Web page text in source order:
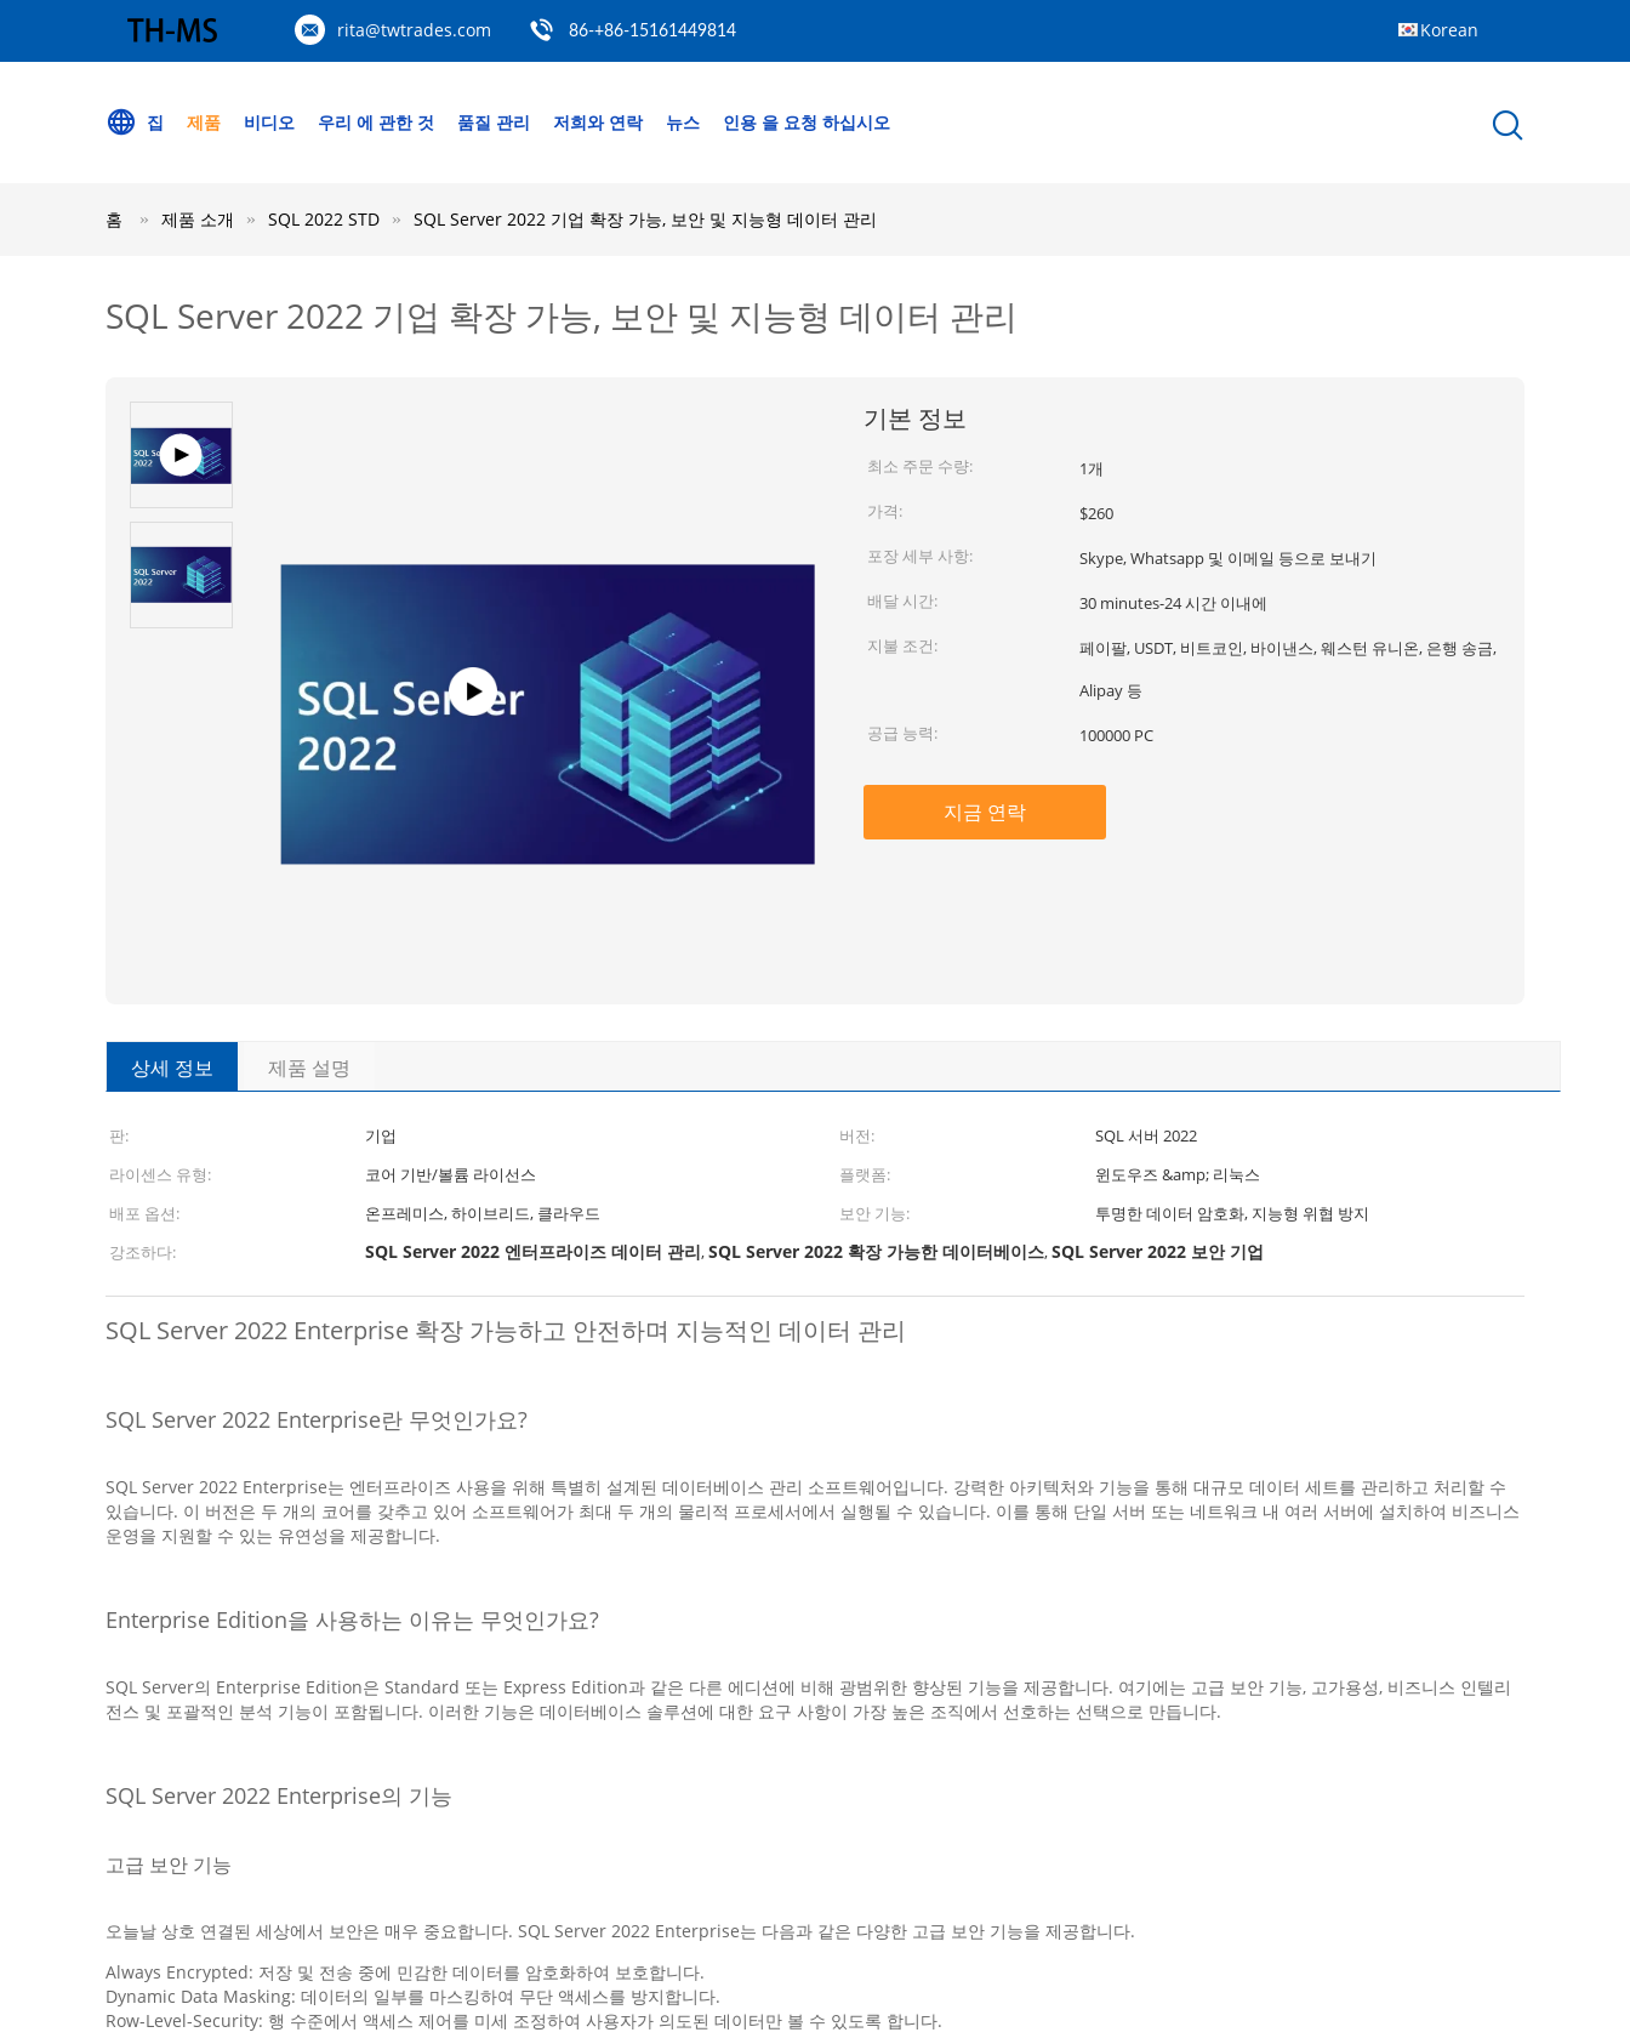
rita@twtrades.com 86-+86-15161449814 Korean
집 제품 비디오 우리 에 관한 것 품질 관리 저희와 연락 뉴스 인용 을 요청 하십시오
홈 제품 소개 SQL 2022 STD SQL Server 2022 기업 확장 가능, 보안 및 지능형 데이터 관리
SQL Server 2022 기업 확장 가능, 보안 및 지능형 데이터 관리
기본 정보
최소 주문 수량:
1개
가격:
$260
포장 세부 사항:
Skype, Whatsapp 및 이메일 등으로 보내기
배달 시간:
30 minutes-24 시간 이내에
지불 조건:
페이팔, USDT, 비트코인, 바이낸스, 웨스턴 유니온, 은행 송금,
Alipay 등
공급 능력:
100000 PC
지금 연락
상세 정보 제품 설명
판: 기업 버전:
SQL 서버 2022
라이센스 유형:
코어 기반/볼륨 라이선스 플랫폼:
윈도우즈 &amp; 리눅스
배포 옵션:
온프레미스, 하이브리드, 클라우드 보안 기능:
투명한 데이터 암호화, 지능형 위협 방지
강조하다:
SQL Server 2022 엔터프라이즈 데이터 관리,SQL Server 2022 확장 가능한 데이터베이스,SQL Server 2022 보안 기업
SQL Server 2022 Enterprise 확장 가능하고 안전하며 지능적인 데이터 관리
SQL Server 2022 Enterprise란 무엇인가요?
SQL Server 2022 Enterprise는 엔터프라이즈 사용을 위해 특별히 설계된 데이터베이스 관리 소프트웨어입니다. 강력한 아키텍처와 기능을 통해 대규모 데이터 세트를 관리하고 처리할 수
있습니다. 이 버전은 두 개의 코어를 갖추고 있어 소프트웨어가 최대 두 개의 물리적 프로세서에서 실행될 수 있습니다. 이를 통해 단일 서버 또는 네트워크 내 여러 서버에 설치하여 비즈니스
운영을 지원할 수 있는 유연성을 제공합니다.
Enterprise Edition을 사용하는 이유는 무엇인가요?
SQL Server의 Enterprise Edition은 Standard 또는 Express Edition과 같은 다른 에디션에 비해 광범위한 향상된 기능을 제공합니다. 여기에는 고급 보안 기능, 고가용성, 비즈니스 인텔리
전스 및 포괄적인 분석 기능이 포함됩니다. 이러한 기능은 데이터베이스 솔루션에 대한 요구 사항이 가장 높은 조직에서 선호하는 선택으로 만듭니다.
SQL Server 2022 Enterprise의 기능
고급 보안 기능
오늘날 상호 연결된 세상에서 보안은 매우 중요합니다. SQL Server 2022 Enterprise는 다음과 같은 다양한 고급 보안 기능을 제공합니다.
Always Encrypted: 저장 및 전송 중에 민감한 데이터를 암호화하여 보호합니다.
Dynamic Data Masking: 데이터의 일부를 마스킹하여 무단 액세스를 방지합니다.
Row-Level-Security: 행 수준에서 액세스 제어를 미세 조정하여 사용자가 의도된 데이터만 볼 수 있도록 합니다.